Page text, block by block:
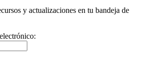
y actualizaciones en tu bandeja de